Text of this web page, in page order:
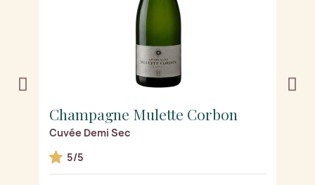
Champagne Mulette Corbon
Cuvée Demi Sec
5/5